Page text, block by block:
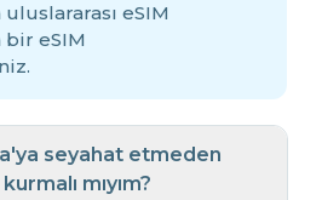
eSIM
bir eSIM
seyahat etmeden
mıyım?